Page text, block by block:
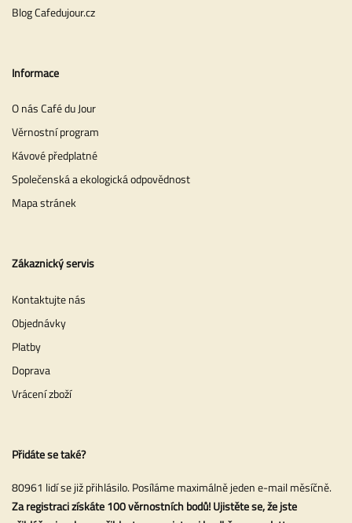
Blog Cafedujour.cz
Informace
O nás Café du Jour
Věrnostní program
Kávové předplatné
Společenská a ekologická odpovědnost
Mapa stránek
Zákaznický servis
Kontaktujte nás
Objednávky
Platby
Doprava
Vrácení zboží
Přidáte se také?
80961 lidí se již přihlásilo. Posíláme maximálně jeden e-mail měsíčně.
Za registraci získáte 100 věrnostních bodů! Ujistěte se, že jste